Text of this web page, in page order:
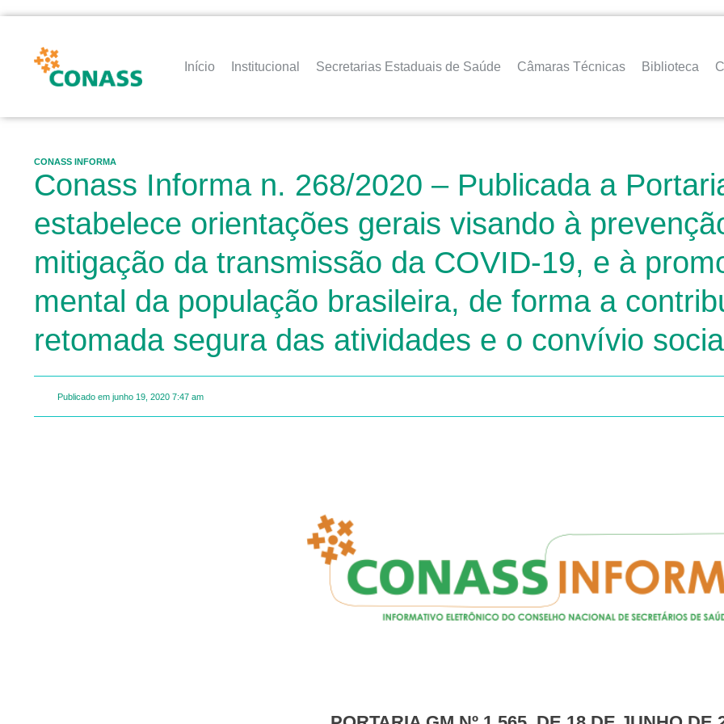
Início Institucional Secretarias Estaduais de Saúde Câmaras Técnicas Biblioteca
CONASS INFORMA
Conass Informa n. 268/2020 – Publicada a
estabelece orientações gerais visando à
mitigação da transmissão da COVID-19, e à
mental da população brasileira, de forma a
retomada segura das atividades e o convívio
Publicado em junho 19, 2020 7:47 am